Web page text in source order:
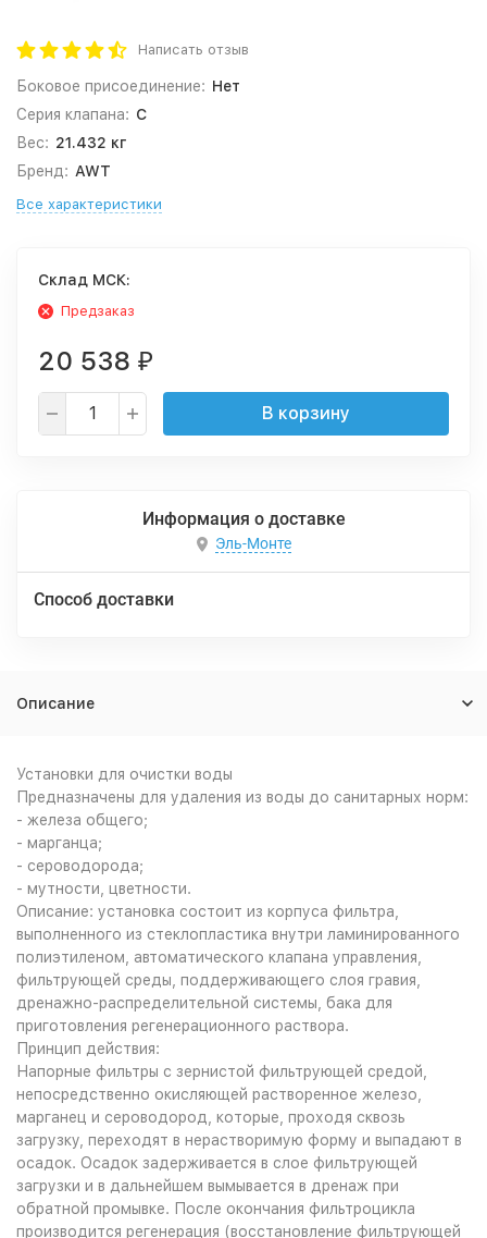
Написать отзыв
Боковое присоединение: Нет
Серия клапана: C
Вес: 21.432 кг
Бренд: AWT
Все характеристики
Cклад МСК:
Предзаказ
20 538 ₽
В корзину
Информация о доставке
Эль-Монте
Способ доставки
Описание
Установки для очистки воды
Предназначены для удаления из воды до санитарных норм:
- железа общего;
- марганца;
- сероводорода;
- мутности, цветности.
Описание: установка состоит из корпуса фильтра,
выполненного из стеклопластика внутри ламинированного
полиэтиленом, автоматического клапана управления,
фильтрующей среды, поддерживающего слоя гравия,
дренажно-распределительной системы, бака для
приготовления регенерационного раствора.
Принцип действия:
Напорные фильтры с зернистой фильтрующей средой,
непосредственно окисляющей растворенное железо,
марганец и сероводород, которые, проходя сквозь
загрузку, переходят в нерастворимую форму и выпадают в
осадок. Осадок задерживается в слое фильтрующей
загрузки и в дальнейшем вымывается в дренаж при
обратной промывке. После окончания фильтроцикла
производится регенерация (восстановление фильтрующей